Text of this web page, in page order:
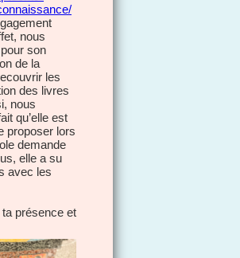
nous
son
de la
les
des livres
nous
qu’elle est
proposer lors
demande
elle a su
avec les
présence et